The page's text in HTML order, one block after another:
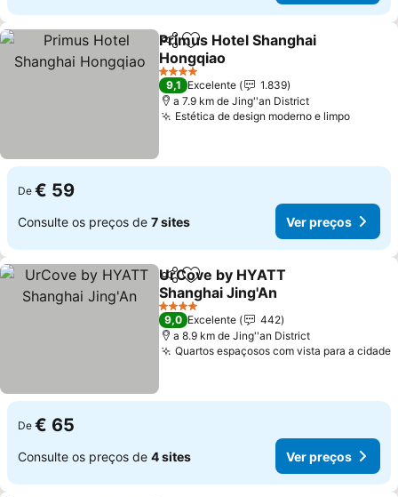
PartilharAdicionar aos favoritos
Primus Hotel Shanghai
Hongqiao
Ver preços
4 Estrelas
9,1 Excelente
1.839
a 7.9 km de Jing''an District
Estética de design moderno e limpoVer
De € 59
Consulte os preços de 7 sites Ver preços
PartilharAdicionar aos favoritos
UrCove by HYATT
Shanghai Jing'An
Ver preços
4 Estrelas
9,0 Excelente
442
a 8.9 km de Jing''an District
Quartos espaçosos com vista para a cidade
De € 65
Consulte os preços de 4 sites Ver preços